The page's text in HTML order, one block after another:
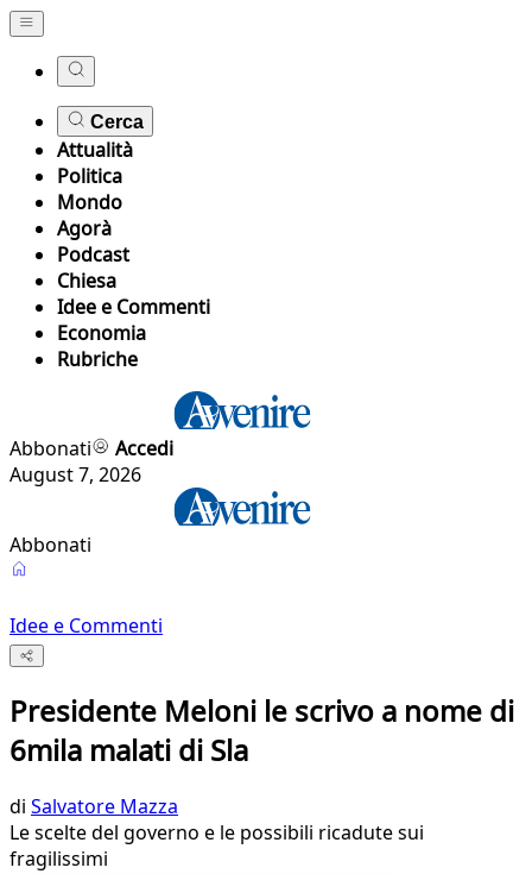
Cerca
Attualità
Politica
Mondo
Agorà
Podcast
Chiesa
Idee e Commenti
Economia
Rubriche
Abbonati
Accedi
August 7, 2026
Abbonati
Idee e Commenti
Presidente Meloni le scrivo a nome di
6mila malati di Sla
di Salvatore Mazza
Le scelte del governo e le possibili ricadute sui
fragilissimi